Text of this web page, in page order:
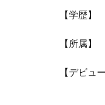
【学歴】
【所属
【デビ